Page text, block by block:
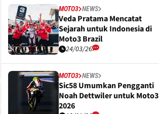
MOTO3 NEWS
Veda Pratama Mencatat
Sejarah untuk Indonesia di
Moto3 Brazil
24/03/26
MOTO3 NEWS
Sic58 Umumkan Pengganti
Noah Dettwiler untuk Moto3
2026